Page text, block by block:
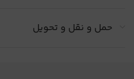
حمل و نقل و تحویل